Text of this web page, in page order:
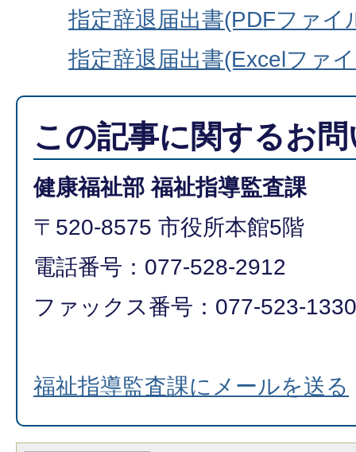
指定辞退届出書(PDFファイ
指定辞退届出書(Excelファ
この記事に関するお
健康福祉部 福祉指導監査課
〒520-8575 市役所本館5階
電話番号：077-528-2912
ファックス番号：077-523-1330
福祉指導監査課にメールを送る